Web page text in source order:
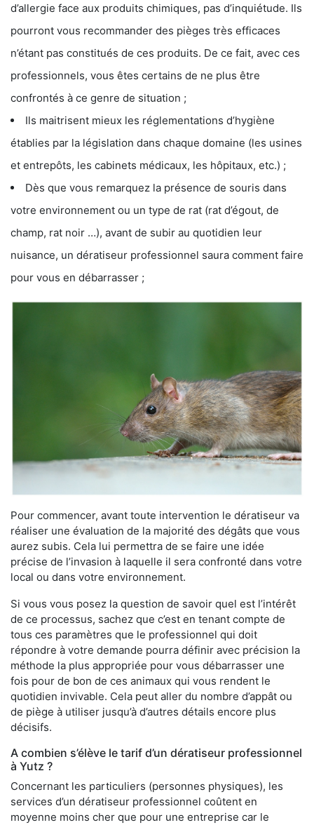
d’allergie face aux produits chimiques, pas d’inquiétude. Ils
pourront vous recommander des pièges très efficaces
n’étant pas constitués de ces produits. De ce fait, avec ces
professionnels, vous êtes certains de ne plus être
confrontés à ce genre de situation ;
Ils maitrisent mieux les réglementations d’hygiène
établies par la législation dans chaque domaine (les usines
et entrepôts, les cabinets médicaux, les hôpitaux, etc.) ;
Dès que vous remarquez la présence de souris dans
votre environnement ou un type de rat (rat d’égout, de
champ, rat noir …), avant de subir au quotidien leur
nuisance, un dératiseur professionnel saura comment faire
pour vous en débarrasser ;
Pour commencer, avant toute intervention le dératiseur va
réaliser une évaluation de la majorité des dégâts que vous
aurez subis. Cela lui permettra de se faire une idée
précise de l’invasion à laquelle il sera confronté dans votre
local ou dans votre environnement.
Si vous vous posez la question de savoir quel est l’intérêt
de ce processus, sachez que c’est en tenant compte de
tous ces paramètres que le professionnel qui doit
répondre à votre demande pourra définir avec précision la
méthode la plus appropriée pour vous débarrasser une
fois pour de bon de ces animaux qui vous rendent le
quotidien invivable. Cela peut aller du nombre d’appât ou
de piège à utiliser jusqu’à d’autres détails encore plus
décisifs.
A combien s’élève le tarif d’un dératiseur professionnel
à Yutz ?
Concernant les particuliers (personnes physiques), les
services d’un dératiseur professionnel coûtent en
moyenne moins cher que pour une entreprise car le